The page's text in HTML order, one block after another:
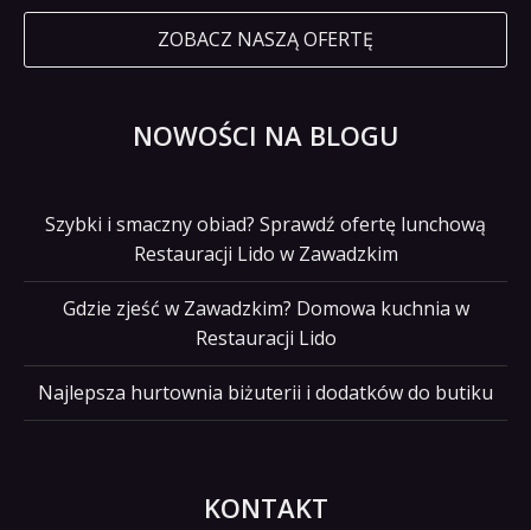
ZOBACZ NASZĄ OFERTĘ
NOWOŚCI NA BLOGU
Szybki i smaczny obiad? Sprawdź ofertę lunchową
Restauracji Lido w Zawadzkim
Gdzie zjeść w Zawadzkim? Domowa kuchnia w
Restauracji Lido
Najlepsza hurtownia biżuterii i dodatków do butiku
KONTAKT